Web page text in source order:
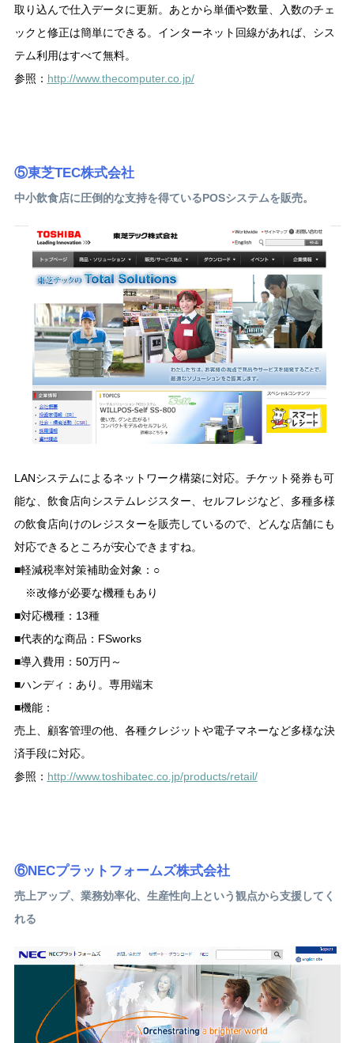
取り込んで仕入データに更新。あとから単価や数量、入数のチェ
ックと修正は簡単にできる。インターネット回線があれば、シス
テム利用はすべて無料。
参照： http://www.thecomputer.co.jp/
⑤東芝TEC株式会社
中小飲食店に圧倒的な支持を得ているPOSシステムを販売。
LANシステムによるネットワーク構築に対応。チケット発券も可
能な、飲食店向システムレジスター、セルフレジなど、多種多様
の飲食店向けのレジスターを販売しているので、どんな店舗にも
対応できるところが安心できますね。
■軽減税率対策補助金対象：○
※改修が必要な機種もあり
■対応機種：13種
■代表的な商品：FSworks
■導入費用：50万円～
■ハンディ：あり。専用端末
■機能：
売上、顧客管理の他、各種クレジットや電子マネーなど多様な決
済手段に対応。
参照： http://www.toshibatec.co.jp/products/retail/
⑥NECプラットフォームズ株式会社
売上アップ、業務効率化、生産性向上という観点から支援してく
れる